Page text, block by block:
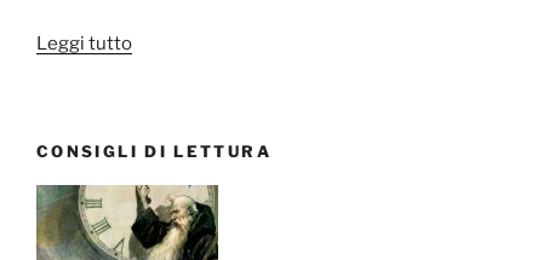
Leggi tutto“[VIDEO]
with
love”
CONSIGLI DI LETTURA